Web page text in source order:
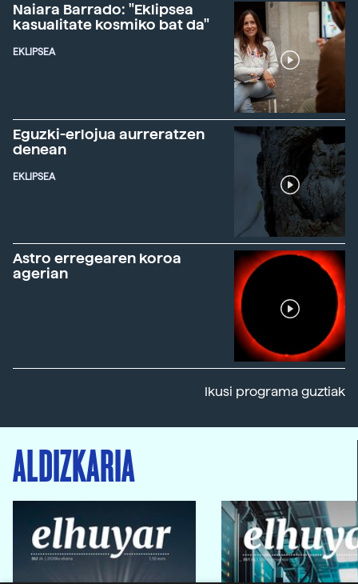
Naiara Barrado: "Eklipsea
kasualitate kosmiko bat da"
EKLIPSEA
Eguzki-erlojua aurreratzen
denean
EKLIPSEA
Astro erregearen koroa
agerian
Ikusi programa guztiak
ALDIZKARIA